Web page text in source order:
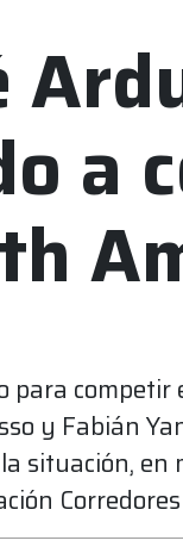
a
competir
y Fabián
situación,